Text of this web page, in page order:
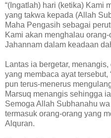
“(Ingatlah) hari (ketika) Kami
yang takwa kepada (Allah
Maha Pengasih sebagai
Kami akan menghalau
Jahannam dalam keadaan
Lantas ia bergetar,
yang membaca ayat tersebut,
pun terus-menerus
Marsuq menangis sehingga
Semoga Allah Subhanahu wa
termasuk orang-orang yang
Alquran.